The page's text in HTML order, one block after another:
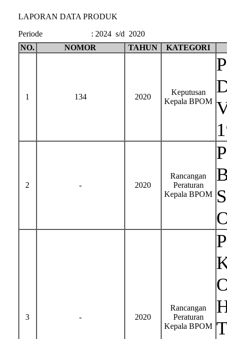
LAPORAN DATA PRODUK
Periode
: 2024 s/d 2020
NO.
NOMOR TAHUN KATEGORI
1 134 2020
Keputusan
Kepala BPOM
2 - 2020
Rancangan
Peraturan
Kepala BPOM
3 - 2020
Rancangan
Peraturan
Kepala BPOM